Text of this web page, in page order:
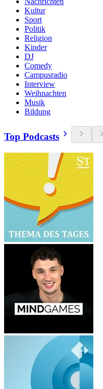
Kultur
Sport
Politik
Religion
Kinder
DJ
Comedy
Campusradio
Interview
Weihnachten
Musik
Bildung
Top Podcasts